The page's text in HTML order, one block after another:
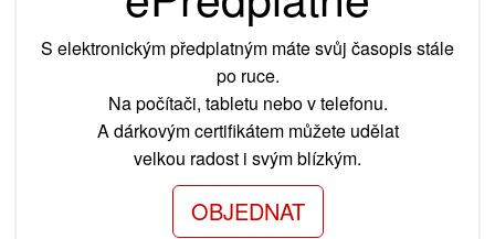
S elektronickým předplatným máte svůj časopis stále
po ruce.
Na počítači, tabletu nebo v telefonu.
A dárkovým certifikátem můžete udělat
velkou radost i svým blízkým.
OBJEDNAT